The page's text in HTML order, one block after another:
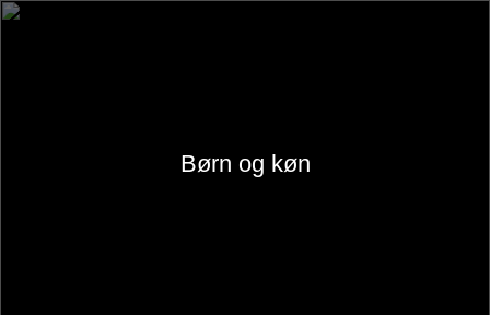
Skip
Børn og køn